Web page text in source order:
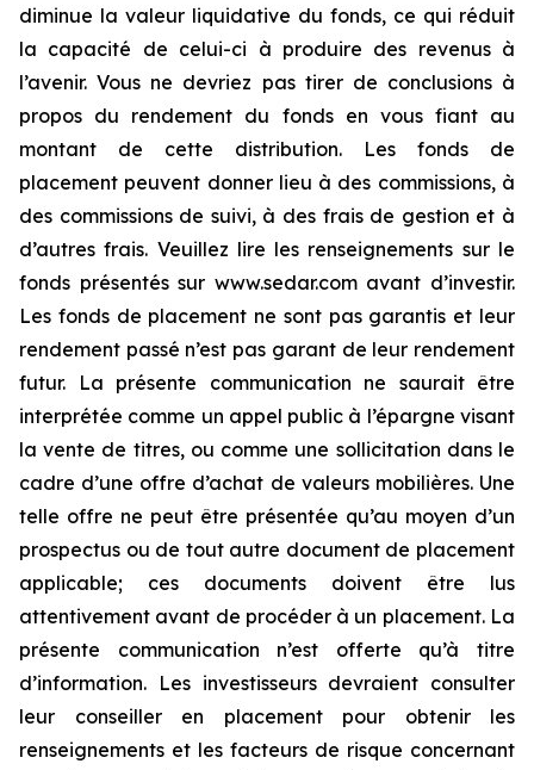
diminue la valeur liquidative du fonds, ce qui réduit
la capacité de celui-ci à produire des revenus à
l’avenir. Vous ne devriez pas tirer de conclusions à
propos du rendement du fonds en vous fiant au
montant de cette distribution. Les fonds de
placement peuvent donner lieu à des commissions, à
des commissions de suivi, à des frais de gestion et à
d’autres frais. Veuillez lire les renseignements sur le
fonds présentés sur www.sedar.com avant d’investir.
Les fonds de placement ne sont pas garantis et leur
rendement passé n’est pas garant de leur rendement
futur. La présente communication ne saurait être
interprétée comme un appel public à l’épargne visant
la vente de titres, ou comme une sollicitation dans le
cadre d’une offre d’achat de valeurs mobilières. Une
telle offre ne peut être présentée qu’au moyen d’un
prospectus ou de tout autre document de placement
applicable; ces documents doivent être lus
attentivement avant de procéder à un placement. La
présente communication n’est offerte qu’à titre
d’information. Les investisseurs devraient consulter
leur conseiller en placement pour obtenir les
renseignements et les facteurs de risque concernant